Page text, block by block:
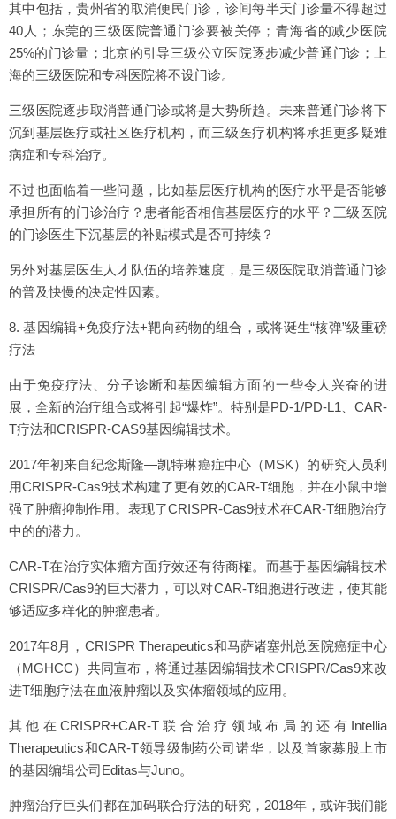
其中包括，贵州省的取消便民门诊，诊间每半天门诊量不得超过
40人；东莞的三级医院普通门诊要被关停；青海省的减少医院
25%的门诊量；北京的引导三级公立医院逐步减少普通门诊；上
海的三级医院和专科医院将不设门诊。
三级医院逐步取消普通门诊或将是大势所趋。未来普通门诊将下
沉到基层医疗或社区医疗机构，而三级医疗机构将承担更多疑难
病症和专科治疗。
不过也面临着一些问题，比如基层医疗机构的医疗水平是否能够
承担所有的门诊治疗？患者能否相信基层医疗的水平？三级医院
的门诊医生下沉基层的补贴模式是否可持续？
另外对基层医生人才队伍的培养速度，是三级医院取消普通门诊
的普及快慢的决定性因素。
8. 基因编辑+免疫疗法+靶向药物的组合，或将诞生“核弹”级重磅
疗法
由于免疫疗法、分子诊断和基因编辑方面的一些令人兴奋的进
展，全新的治疗组合或将引起“爆炸”。特别是PD-1/PD-L1、CAR-
T疗法和CRISPR-CAS9基因编辑技术。
2017年初来自纪念斯隆—凯特琳癌症中心（MSK）的研究人员利
用CRISPR-Cas9技术构建了更有效的CAR-T细胞，并在小鼠中增
强了肿瘤抑制作用。表现了CRISPR-Cas9技术在CAR-T细胞治疗
中的的潜力。
CAR-T在治疗实体瘤方面疗效还有待商榷。而基于基因编辑技术
CRISPR/Cas9的巨大潜力，可以对CAR-T细胞进行改进，使其能
够适应多样化的肿瘤患者。
2017年8月，CRISPR Therapeutics和马萨诸塞州总医院癌症中心
（MGHCC）共同宣布，将通过基因编辑技术CRISPR/Cas9来改
进T细胞疗法在血液肿瘤以及实体瘤领域的应用。
其他在CRISPR+CAR-T联合治疗领域布局的还有Intellia
Therapeutics和CAR-T领导级制药公司诺华，以及首家募股上市
的基因编辑公司Editas与Juno。
肿瘤治疗巨头们都在加码联合疗法的研究，2018年，或许我们能